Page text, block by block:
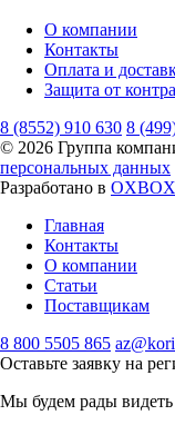
О компании
Контакты
Оплата и
Защита от
8 (8552) 910 630 8
© 2026 Группа
персональных данных
Разработано в OXBOX
Главная
Контакты
О компании
Статьи
Поставщикам
8 800 5505 865
Оставьте заявку на
Мы будем рады